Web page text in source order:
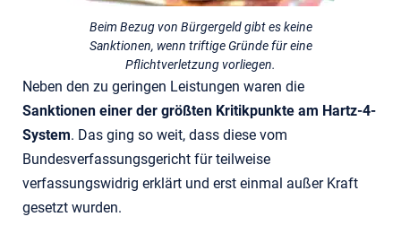
Beim Bezug von Bürgergeld gibt es keine
Sanktionen, wenn triftige Gründe für eine
Pflichtverletzung vorliegen.
Neben den zu geringen Leistungen waren die
Sanktionen einer der größten Kritikpunkte am Hartz-4-
System. Das ging so weit, dass diese vom
Bundesverfassungsgericht für teilweise
verfassungswidrig erklärt und erst einmal außer Kraft
gesetzt wurden.